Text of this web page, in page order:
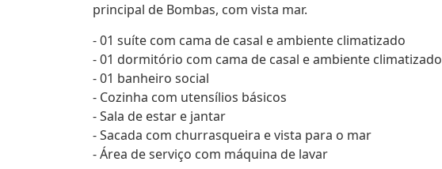
principal de Bombas, com vista mar.
- 01 suíte com cama de casal e ambiente climatizado
- 01 dormitório com cama de casal e ambiente climatizado
- 01 banheiro social
- Cozinha com utensílios básicos
- Sala de estar e jantar
- Sacada com churrasqueira e vista para o mar
- Área de serviço com máquina de lavar